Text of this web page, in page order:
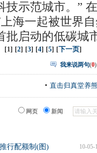
技示范城市。”
海一起被世界
批启动的低碳城
[1] [2] [3] [4] [5] [下一页]
我来说两句(0)
直击归真堂养
网页 新闻
10-05-
行配额制(图)